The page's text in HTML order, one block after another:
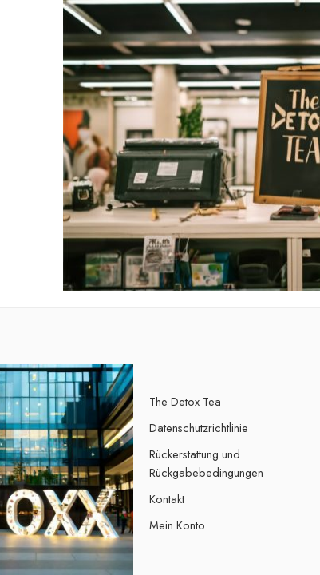
The Detox Tea
Datenschutzrichtlinie
Rückerstattung und
Rückgabebedingungen
Kontakt
Mein Konto